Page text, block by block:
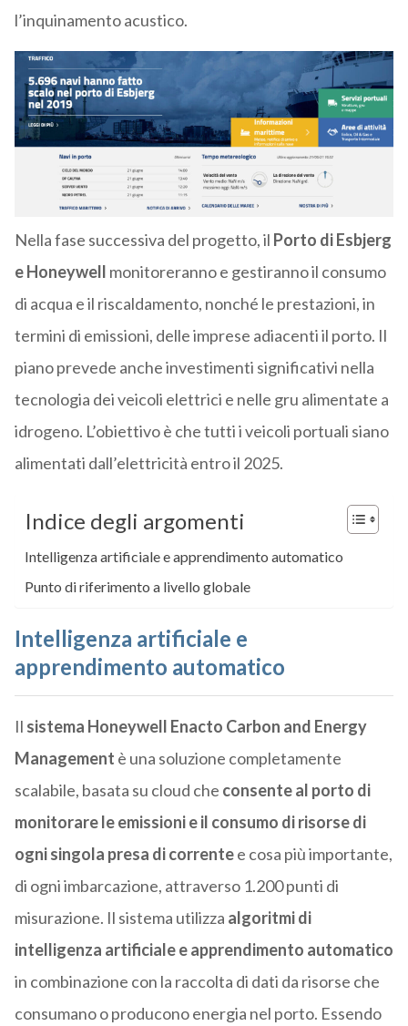
l’inquinamento acustico.
Nella fase successiva del progetto, il Porto di Esbjerg
e Honeywell monitoreranno e gestiranno il consumo
di acqua e il riscaldamento, nonché le prestazioni, in
termini di emissioni, delle imprese adiacenti il porto. Il
piano prevede anche investimenti significativi nella
tecnologia dei veicoli elettrici e nelle gru alimentate a
idrogeno. L’obiettivo è che tutti i veicoli portuali siano
alimentati dall’elettricità entro il 2025.
Indice degli argomenti
Intelligenza artificiale e apprendimento automatico
Punto di riferimento a livello globale
Intelligenza artificiale e
apprendimento automatico
Il sistema Honeywell Enacto Carbon and Energy
Management è una soluzione completamente
scalabile, basata su cloud che consente al porto di
monitorare le emissioni e il consumo di risorse di
ogni singola presa di correntee cosa più importante,
di ogni imbarcazione, attraverso 1.200 punti di
misurazione. Il sistema utilizza algoritmi di
intelligenza artificiale e apprendimento automatico
in combinazione con la raccolta di dati da risorse che
consumano o producono energia nel porto. Essendo